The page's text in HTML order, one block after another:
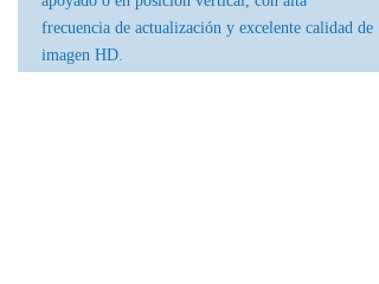
frecuencia de actualización y excelente calidad de
imagen HD.